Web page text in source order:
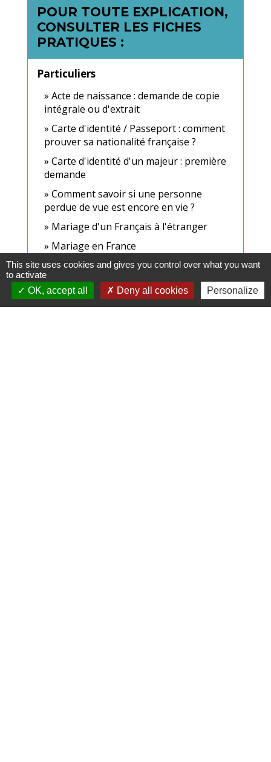
POUR TOUTE EXPLICATION,
CONSULTER LES FICHES
PRATIQUES :
Particuliers
Acte de naissance : demande de copie
intégrale ou d'extrait
Carte d'identité / Passeport : comment
prouver sa nationalité française ?
Carte d'identité d'un majeur : première
demande
Comment savoir si une personne
perdue de vue est encore en vie ?
Mariage d'un Français à l'étranger
Mariage en France
Renouvellement de la carte d'identité
d'un majeur
Y a-t-il une durée de validité d'un acte
d'état civil ?
This site uses cookies and gives you control over what you want
to activate
OK, accept all
Deny all cookies Personalize